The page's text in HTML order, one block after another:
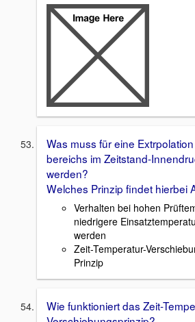
Was muss für eine
bereichs im Zeitstand-
werden?
Welches Prinzip findet hierbei
Verhalten bei hohen
niedrigere
werden
Zeit-Temperatur-
Prinzip
Wie funktioniert das Zeit-